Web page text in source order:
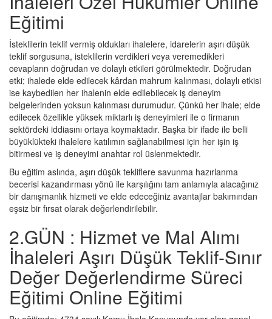
Eğitimi
İsteklilerin teklif vermiş oldukları ihalelere, idarelerin aşırı düşük
teklif sorgusuna, isteklilerin verdikleri veya veremedikleri
cevapların doğrudan ve dolaylı etkileri görülmektedir. Doğrudan
etki; ihalede elde edilecek kârdan mahrum kalınması, dolaylı etkisi
ise kaybedilen her ihalenin elde edilebilecek iş deneyim
belgelerinden yoksun kalınması durumudur. Çünkü her ihale; elde
edilecek özellikle yüksek miktarlı iş deneyimleri ile o firmanın
sektördeki iddiasını ortaya koymaktadır. Başka bir ifade ile belli
büyüklükteki ihalelere katılımın sağlanabilmesi için her işin iş
bitirmesi ve iş deneyimi anahtar rol üslenmektedir.
Bu eğitim aslında, aşırı düşük tekliflere savunma hazırlanma
becerisi kazandırması yönü ile karşılığını tam anlamıyla alacağınız
bir danışmanlık hizmeti ve elde edeceğiniz avantajlar bakımından
eşsiz bir fırsat olarak değerlendirilebilir.
2.GÜN : Hizmet ve Mal Alımı
İhaleleri Aşırı Düşük Teklif-Sınır
Değer Değerlendirme Süreci
Eğitimi Online Eğitimi